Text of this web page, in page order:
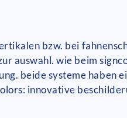
bzw. bei
auswahl. wie beim
beide systeme haben
innovative